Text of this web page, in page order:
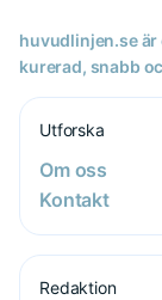
huvudlinjen.se
kurerad, snabb
Utforska
Om oss
Kontakt
Redaktion